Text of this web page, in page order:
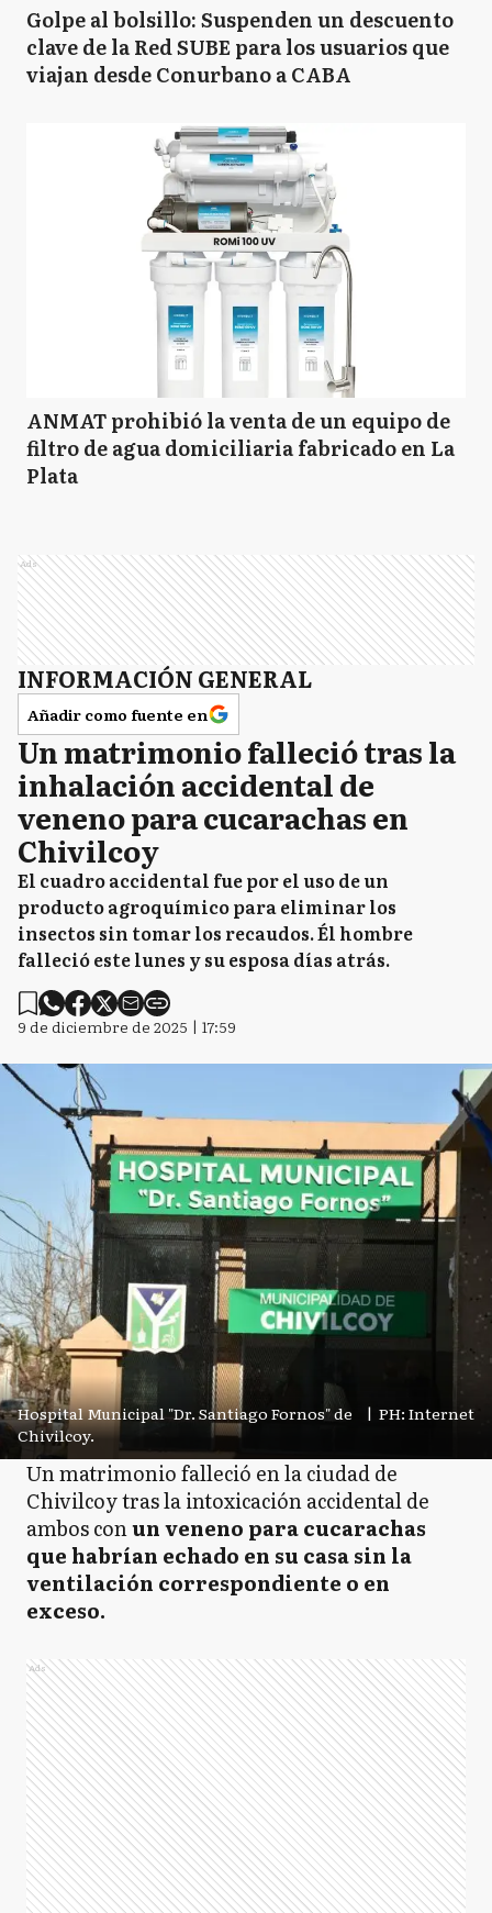
Golpe al bolsillo: Suspenden un descuento
clave de la Red SUBE para los usuarios que
viajan desde Conurbano a CABA
ANMAT prohibió la venta de un equipo de
filtro de agua domiciliaria fabricado en La
Plata
Ads
INFORMACIÓN GENERAL
Añadir como fuente en
Un matrimonio falleció tras la
inhalación accidental de
veneno para cucarachas en
Chivilcoy
El cuadro accidental fue por el uso de un
producto agroquímico para eliminar los
insectos sin tomar los recaudos. Él hombre
falleció este lunes y su esposa días atrás.
9 de diciembre de 2025 | 17:59
Hospital Municipal "Dr. Santiago Fornos" de
Chivilcoy.
| PH: Internet
Un matrimonio falleció en la ciudad de
Chivilcoy tras la intoxicación accidental de
ambos conun veneno para cucarachas
que habrían echado en su casa sin la
ventilación correspondiente o en
exceso.
Ads